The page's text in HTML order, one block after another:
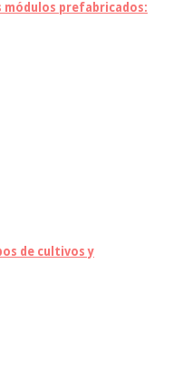
módulos prefabricados:
de cultivos y